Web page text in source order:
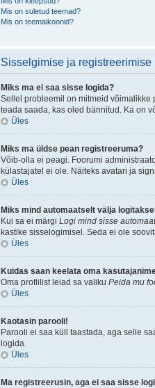
Mis on suletud teemad?
Mis on teemaikoonid?
Sisselgimise ja registreerimise
Miks ma ei saa sisse logida?
Sellel probleemil on mitmeid võimalikke
teada saada, kas oled bännitud. Ka on
Üles
Miks ma üldse pean registreeruma?
Võib-olla ei peagi. Foorumi
külastajatel ei ole. Näiteks avatari ja
Üles
Miks mind automaatselt välja
Kui sa ei märgi Logi mind sisse
kastike sisselogimisel. Seda ei ole
Üles
Kuidas saan keelata oma
Oma profiilist leiad sa valiku Peida mu
Üles
Kaotasin parooli!
Parooli ei saa küll taastada, aga selle
logida.
Üles
Ma registreerusin, aga ei saa sisse